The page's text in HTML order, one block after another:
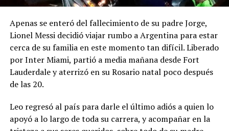
Apenas se enteró del fallecimiento de su padre Jorge,
Lionel Messi decidió viajar rumbo a Argentina para estar
cerca de su familia en este momento tan difícil. Liberado
por Inter Miami, partió a media mañana desde Fort
Lauderdale y aterrizó en su Rosario natal poco después
de las 20.
Leo regresó al país para darle el último adiós a quien lo
apoyó a lo largo de toda su carrera, y acompañar en la